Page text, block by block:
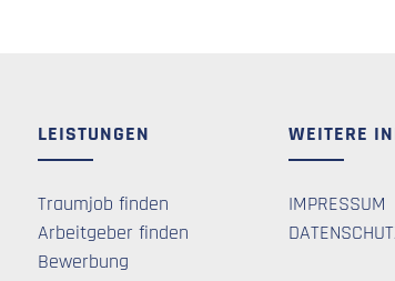
LEISTUNGEN
Traumjob finden
Arbeitgeber finden
Bewerbung
WEITERE
IMPRESSUM